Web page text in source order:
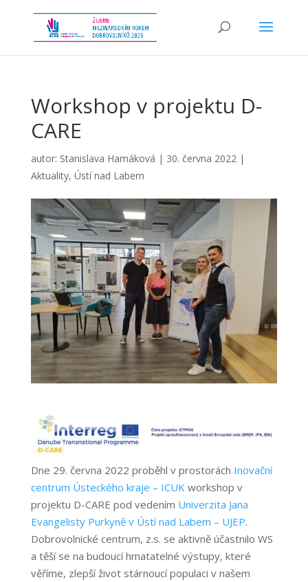
Workshop v projektu D-
CARE
autor: Stanislava Hamáková | 30. června 2022|
Aktuality, Ústí nad Labem
Dne 29. června 2022 proběhl v prostorách Inovační
centrum Ústeckého kraje – ICUK workshop v
projektu D-CARE pod vedením Univerzita Jana
Evangelisty Purkyně v Ústí nad Labem – UJEP.
Dobrovolnické centrum, z.s. se aktivně účastnilo WS
a těší se na budoucí hmatatelné výstupy, které
věříme, zlepší život stárnoucí populaci v našem